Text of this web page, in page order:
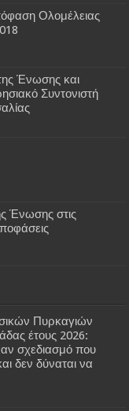
Ολομέλειας
Ένωσης και
Συντονιστή
Ένωσης στις
Πυρκαγιών
έτους 2026:
σχεδιασμό που
δεν δύναται να